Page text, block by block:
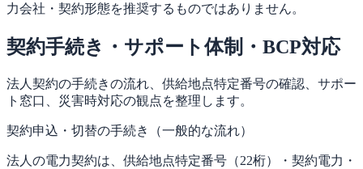
力会社・契約形態を推奨するものではありません。
契約手続き・サポート体制・BCP対応
法人契約の手続きの流れ、供給地点特定番号の確認、サポー
ト窓口、災害時対応の観点を整理します。
契約申込・切替の手続き（一般的な流れ）
法人の電力契約は、供給地点特定番号（22桁）・契約電力・